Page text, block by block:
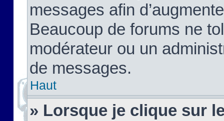
messages afin
Beaucoup de forums ne
modérateur ou un
de messages.
Haut
» Lorsque je clique sur